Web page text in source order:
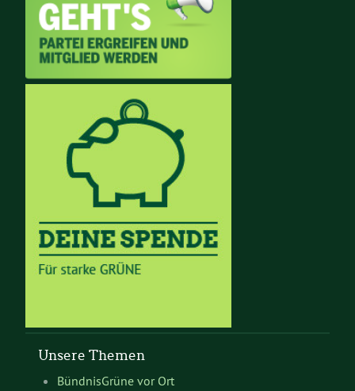
Unsere Themen
BündnisGrüne vor Ort